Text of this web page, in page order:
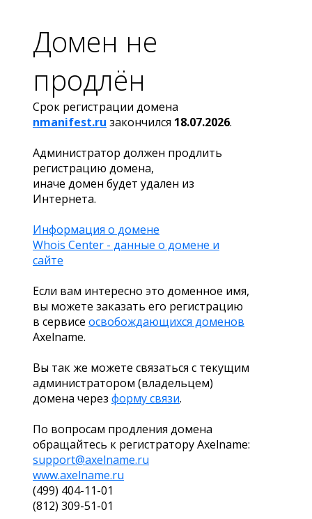
Домен не
продлён
Срок регистрации домена
nmanifest.ru закончился 18.07.2026.
Администратор должен продлить
регистрацию домена,
иначе домен будет удален из
Интернета.
Информация о домене
Whois Center - данные о домене и
сайте
Если вам интересно это доменное имя,
вы можете заказать его регистрацию
в сервисе освобождающихся доменов
Axelname.
Вы так же можете связаться с текущим
администратором (владельцем)
домена через форму связи.
По вопросам продления домена
обращайтесь к регистратору Axelname:
support@axelname.ru
www.axelname.ru
(499) 404-11-01
(812) 309-51-01